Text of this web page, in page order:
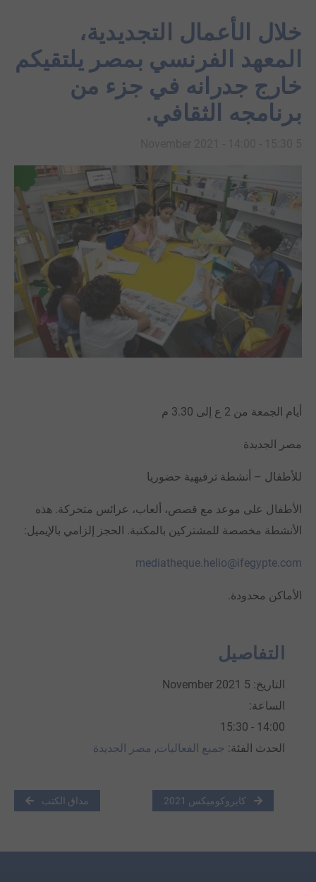
خلال الأعمال التجديدية،
المعهد الفرنسي بمصر يلتقيكم
خارج جدرانه في جزء من
برنامجه الثقافي.
أيام الجمعة من 2 ع إلى 3.30 م
مصر الجديدة
للأطفال – أنشطة ترفيهية حضوريا
الأطفال على موعد مع قصص، ألعاب، عرائس متحركة. هذه
الأنشطة مخصصة للمشتركين بالمكتبة. الحجز إلزامي بالإيميل:
mediatheque.helio@ifegypte.com
الأماكن محدودة.
التفاصيل
التاريخ: 5 November 2021
الساعة:
14:00 - 15:30
الحدث الفئة: جميع الفعاليات, مصر الجديدة
كايروكوميكس 2021 مذاق الكتب